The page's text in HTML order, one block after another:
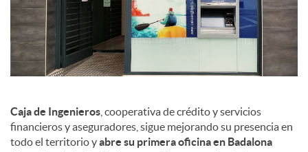
e
s
S
Caja de Ingenieros , cooperativa de crédito y servicios
financieros y aseguradores, sigue mejorando su presencia en
todo el territorio yabre su primera oficina en Badalona